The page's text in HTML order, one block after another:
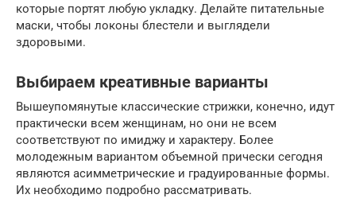
которые портят любую укладку. Делайте питательные
маски, чтобы локоны блестели и выглядели
здоровыми.
Выбираем креативные варианты
Вышеупомянутые классические стрижки, конечно, идут
практически всем женщинам, но они не всем
соответствуют по имиджу и характеру. Более
молодежным вариантом объемной прически сегодня
являются асимметрические и градуированные формы.
Их необходимо подробно рассматривать.